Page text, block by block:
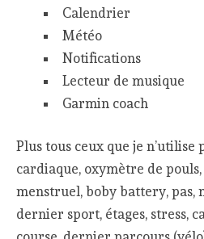
Calendrier
Météo
Notifications
Lecteur de musique
Garmin coach
Plus tous ceux que je n’utilise
cardiaque, oxymètre de
menstruel, boby battery, pas,
dernier sport, étages, stress,